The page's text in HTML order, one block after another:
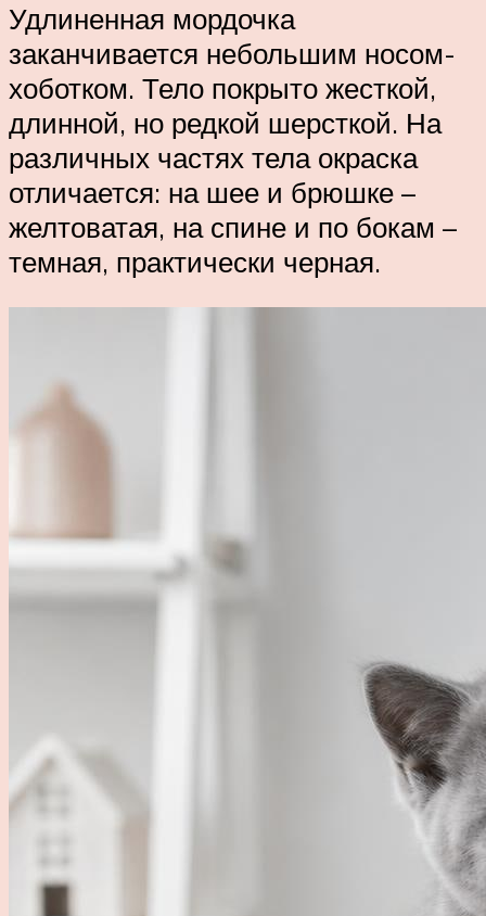
Удлиненная мордочка
заканчивается небольшим носом-
хоботком. Тело покрыто жесткой,
длинной, но редкой шерсткой. На
различных частях тела окраска
отличается: на шее и брюшке –
желтоватая, на спине и по бокам –
темная, практически черная.